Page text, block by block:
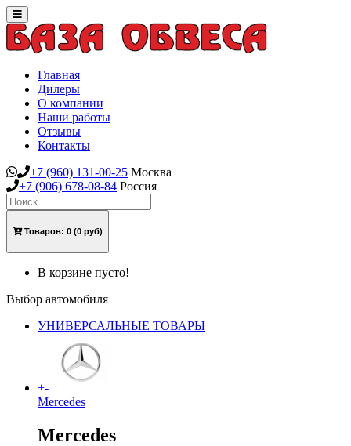
Toggle
navigation
Главная
Дилеры
О компании
Наши работы
Отзывы
Контакты
+7 (960) 131-00-25 Москва
+7 (906) 678-08-84 Россия
Товаров: 0 (0 руб)
В корзине пусто!
Выбор автомобиля
УНИВЕРСАЛЬНЫЕ ТОВАРЫ
+-
Mercedes
Mercedes